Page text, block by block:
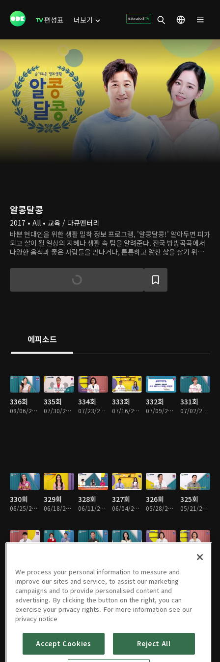
편성표 더보기
알콩달콩
2017 • All • 교육 / 다큐멘터리
바쁜 현대인을 위한 생활 밀착 정보 프로그램, '알콩달콩!' 알아두면 피가
되고 살이 될 일상의 지혜나 생활 속 팁을 알려준다. 전국 방방곡곡에서
다양한 음식과 좋은 사람들을 만나거나, 튼튼하고 알찬 삶을 살기 위한
정보뿐 아니라 즐겁고 공감 가는 대화도 나눈다.
에피소드
336회
08/06/2026 • 45분
335회
07/30/2026 • 45분
334회
07/23/2026 • 45분
333회
07/16/2026 • 45분
332회
07/09/2026 • 45분
331회
07/02/2026 • 45분
330회
06/25/2026 • 45분
329회
06/18/2026 • 45분
328회
06/11/2026 • 45분
327회
06/04/2026 • 45분
326회
05/28/2026 • 45분
325회
05/21/2026 • 45분
319회
318회
03/26/2026 • 45분
317회 316회 315회 314회 313회
We process your personal information to measure and
improve our sites and service, to assist our marketing
campaigns and to provide personalised content and
advertising. By clicking the button on the right, you can
exercise your privacy rights. For more information see our
privacy notice
Accept Cookies Reject All